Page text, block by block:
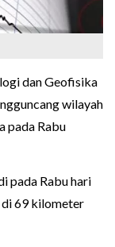
dan Geofisika
wilayah
pada Rabu
pada Rabu hari
di 69 kilometer